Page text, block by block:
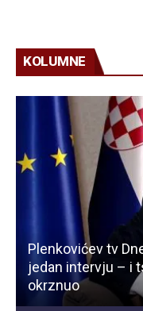
KOLUMNE
Plenkovićev tv
jedan intervju – i
okrznuo